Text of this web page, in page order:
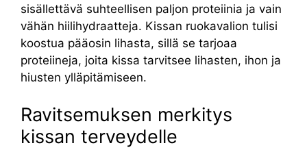
sisällettävä suhteellisen paljon proteiinia ja vain
vähän hiilihydraatteja. Kissan ruokavalion tulisi
koostua pääosin lihasta, sillä se tarjoaa
proteiineja, joita kissa tarvitsee lihasten, ihon ja
hiusten ylläpitämiseen.
Ravitsemuksen merkitys
kissan terveydelle